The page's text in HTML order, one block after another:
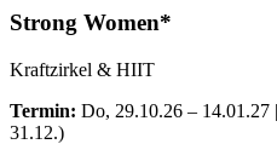
Strong Women*
Kraftzirkel & HIIT
Termin: Do, 29.10.26 –
31.12.)